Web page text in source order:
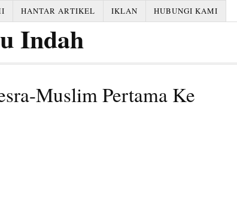
HANTAR ARTIKEL IKLAN HUBUNGI KAMI
Muslim Pertama Ke